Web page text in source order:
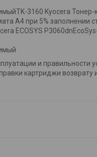
3160 Kyocera
А4 при 5% заполнении
ECOSYS
и правильности
картриджи